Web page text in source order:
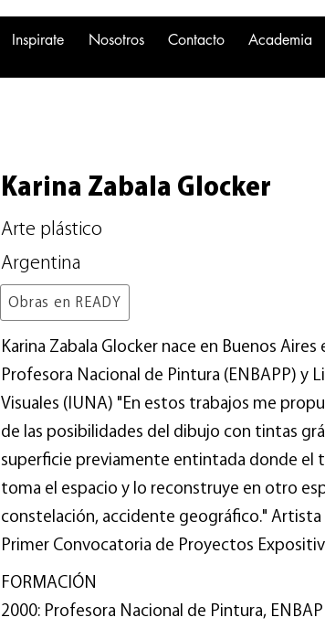
Inspirate Nosotros Contacto Academia
Karina Zabala Glocker
Arte plástico
Argentina
Obras en READY
Karina Zabala Glocker nace en Buenos Aires
Profesora Nacional de Pintura (ENBAPP) y
Visuales (IUNA) "En estos trabajos me
de las posibilidades del dibujo con tintas
superficie previamente entintada donde el
toma el espacio y lo reconstruye en otro
constelación, accidente geográfico." Artista
Primer Convocatoria de Proyectos
FORMACIÓN
2000: Profesora Nacional de Pintura,